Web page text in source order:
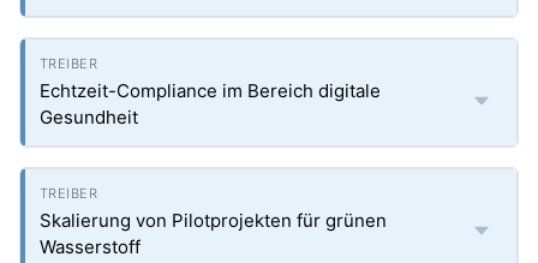
Echtzeit-Compliance im Bereich digitale
Gesundheit
Skalierung von Pilotprojekten für grünen
Wasserstoff